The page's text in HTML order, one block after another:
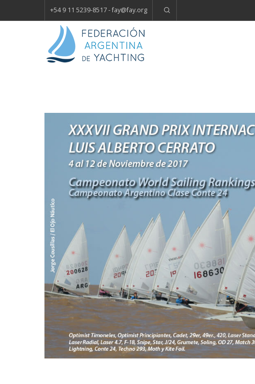
+54 9 11 5239-8517 - fay@fay.org